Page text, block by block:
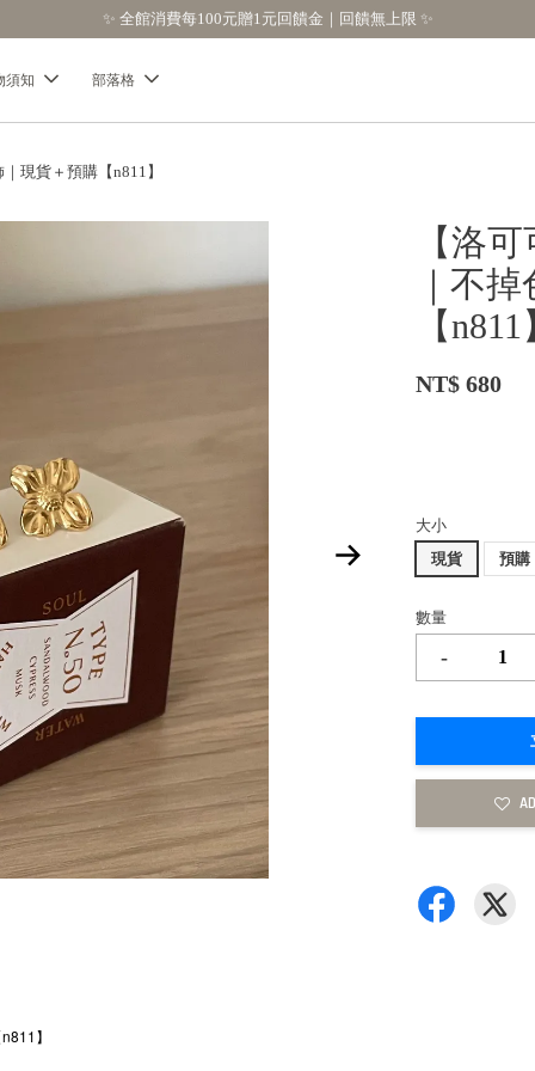
【分享購物評價💬】贈$30元購物金
須知 部落格
現貨＋預購【n811】
【洛
｜不
【
NT$ 680
大小
現貨
預購
數量
-
】